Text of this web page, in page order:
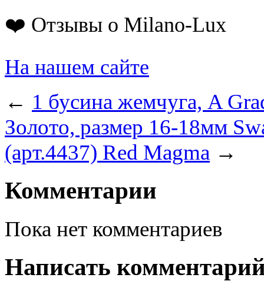
❤️ Отзывы о Milano-Lux
На нашем сайте
← 1 бусина жемчуга, A
Золото, размер 16-18мм
(арт.4437) Red Magma →
Комментарии
Пока нет комментариев
Написать